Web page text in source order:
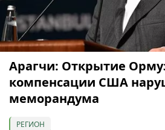
Арагчи: Открытие
компенсации США
меморандума
РЕГИОН